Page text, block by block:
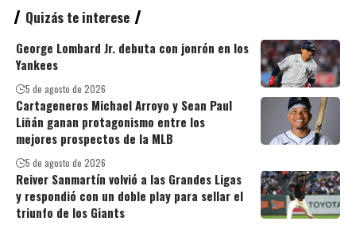
Quizás te interese
George Lombard Jr. debuta con jonrón en los
Yankees
5 de agosto de 2026
Cartageneros Michael Arroyo y Sean Paul
Liñán ganan protagonismo entre los
mejores prospectos de la MLB
5 de agosto de 2026
Reiver Sanmartín volvió a las Grandes Ligas
y respondió con un doble play para sellar el
triunfo de los Giants